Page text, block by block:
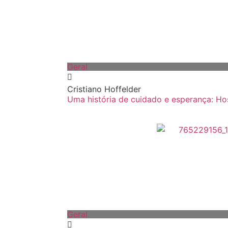
Geral
Cristiano Hoffelder
Uma história de cuidado e esperança:
Geral